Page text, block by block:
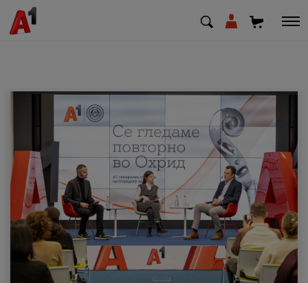
МК SQ
Приватни Деловни
Поддршка
Надополни кредит